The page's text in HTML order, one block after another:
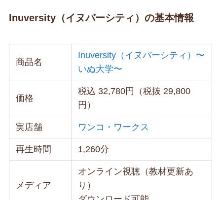
Inuversity（イヌバーシティ）の基本情報
商品名
Inuversity（イヌバーシティ）〜
いぬ大学〜
価格
税込 32,780円（税抜 29,800
円）
実店舗 ワンコ・ワークス
再生時間 1,260分
メディア
オンライン視聴（教材更新あ
り）